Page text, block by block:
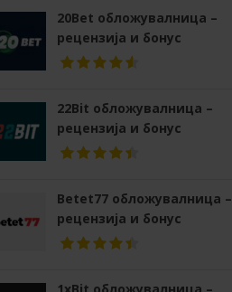
20Bet обложувалница –
рецензија и бонус
22Bit обложувалница –
рецензија и бонус
Betet77 обложувалница –
рецензија и бонус